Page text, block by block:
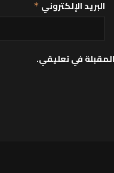
البريد الإلكتروني *
في تعليقي.